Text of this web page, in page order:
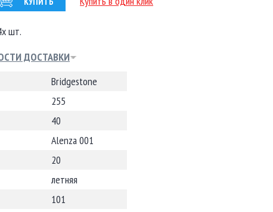
шт.
ДОСТАВКИ
Bridgestone
255
40
Alenza 001
20
летняя
101